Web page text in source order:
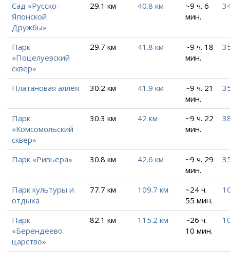
Сад «Русско-
Японской
Дружбы»
29.1 км 40.8 км
~9 ч. 6
мин.
Парк
«Поцелуевский
сквер»
29.7 км 41.8 км
~9 ч. 18
мин.
Платановая аллея 30.2 км 41.9 км
~9 ч. 21
мин.
Парк
«Комсомольский
сквер»
30.3 км 42 км
~9 ч. 22
мин.
Парк «Ривьера» 30.8 км 42.6 км
~9 ч. 29
мин.
Парк культуры и
отдыха
77.7 км 109.7 км
~24 ч.
55 мин.
Парк
«Берендеево
царство»
82.1 км 115.2 км
~26 ч.
10 мин.